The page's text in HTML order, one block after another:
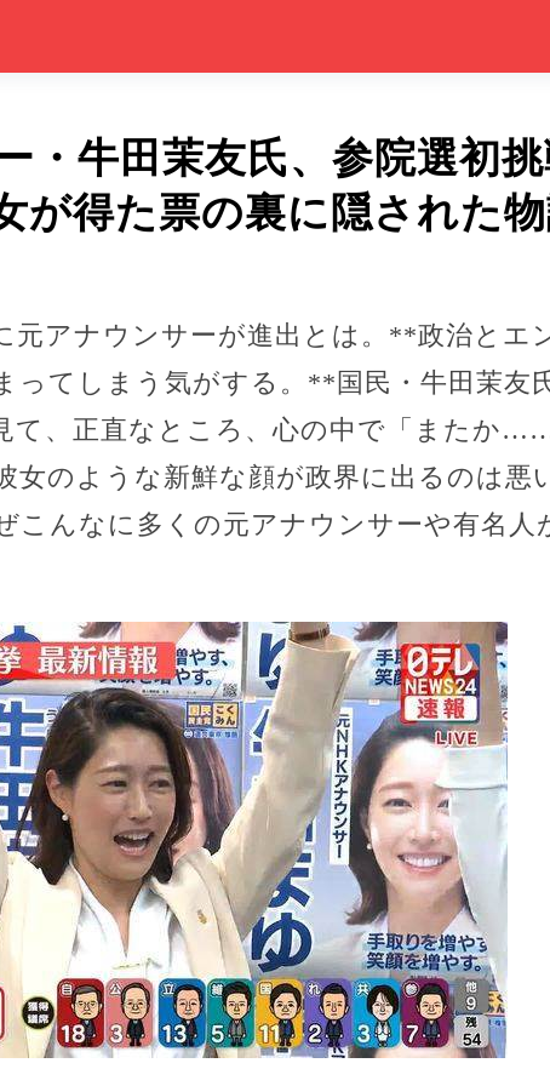
・牛田茉友氏、参院選初
が得た票の裏に隠された
元アナウンサーが進出とは。**政治とエ
ってしまう気がする。**国民・牛田茉友
て、正直なところ、心の中で「またか
女のような新鮮な顔が政界に出るのは悪
こんなに多くの元アナウンサーや有名人